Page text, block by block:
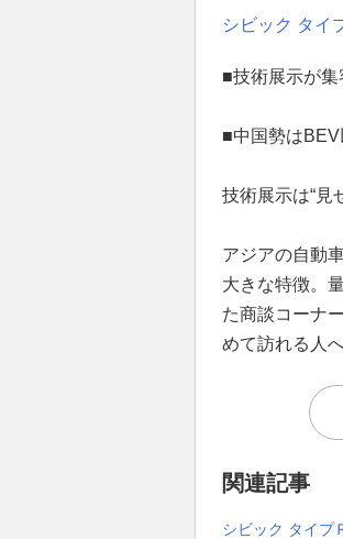
シビック タ
■技術展示が
■中国勢は
技術展示は“見
アジアの自動
大きな特徴。
た商談コーナ
めて訪れる人
関連記事
シビック タイ